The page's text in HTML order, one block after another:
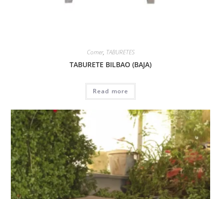
Comer, TABURETES
TABURETE BILBAO (BAJA)
Read more